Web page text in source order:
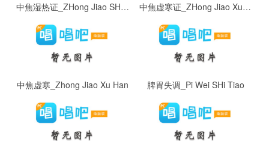
中焦湿热证_ZHong Jiao SHi Re ZHeng 中焦虚寒证_ZHong Jiao Xu Han ZHeng
中焦虚寒_Zhong Jiao Xu Han 脾胃失调_Pi Wei SHi Tiao